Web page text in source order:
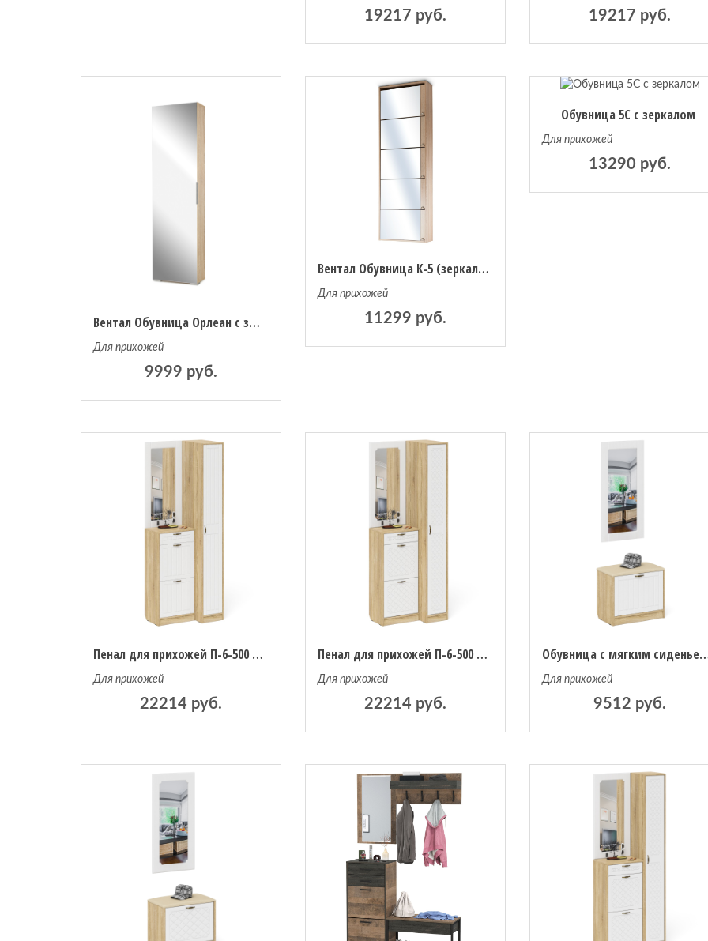
19217 руб. 19217 руб.
Вентал Обувница Орлеан с зеркалом
Для прихожей
9999 руб.
Вентал Обувница К-5 (зеркальная)
Для прихожей
11299 руб.
Обувница 5С с зеркалом
Для прихожей
13290 руб.
Пенал для прихожей П-6-500 и высокая обувница с зеркалом фрезеровка прованс
Для прихожей
22214 руб.
Пенал для прихожей П-6-500 и высокая обувница с зеркалом фрезеровка ромб
Для прихожей
22214 руб.
Обувница с мягким сиденьем с
Для прихожей
9512 руб.